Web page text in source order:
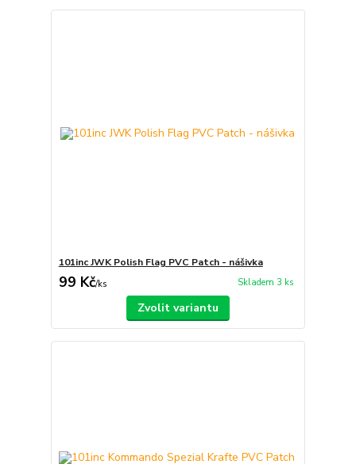
101inc JWK Polish Flag PVC Patch - nášivka
99 Kč/ks Skladem 3 ks
Zvolit variantu